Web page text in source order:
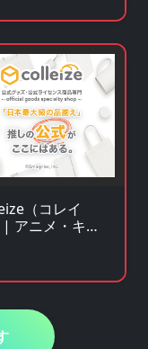
合オンライン
（コレイ
| アニメ・キャ
門サイト